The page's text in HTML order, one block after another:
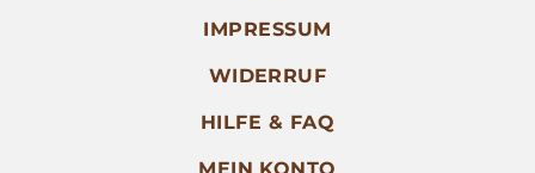
IMPRESSUM
WIDERRUF
HILFE & FAQ